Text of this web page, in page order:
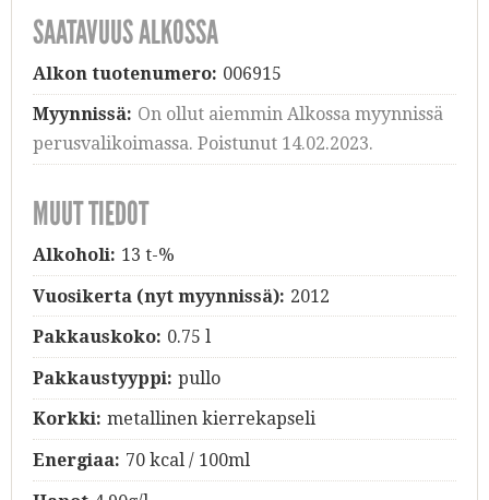
SAATAVUUS ALKOSSA
Alkon tuotenumero: 006915
Myynnissä: On ollut aiemmin Alkossa myynnissä
perusvalikoimassa. Poistunut 14.02.2023.
MUUT TIEDOT
Alkoholi: 13 t-%
Vuosikerta (nyt myynnissä): 2012
Pakkauskoko: 0.75 l
Pakkaustyyppi: pullo
Korkki: metallinen kierrekapseli
Energiaa: 70 kcal / 100ml